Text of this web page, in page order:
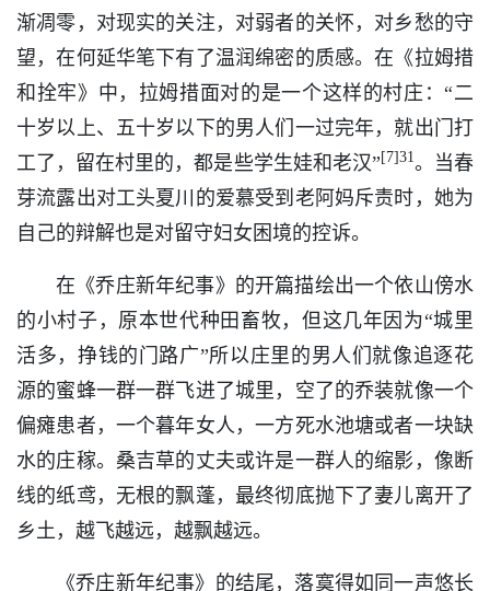
渐凋零，对现实的关注，对弱者的关怀，对乡愁的守
望，在何延华笔下有了温润绵密的质感。在《拉姆措
和拴牢》中，拉姆措面对的是一个这样的村庄：“二
十岁以上、五十岁以下的男人们一过完年，就出门打
工了，留在村里的，都是些学生娃和老汉” [7]31。当春
芽流露出对工头夏川的爱慕受到老阿妈斥责时，她为
自己的辩解也是对留守妇女困境的控诉。
在《乔庄新年纪事》的开篇描绘出一个依山傍水
的小村子，原本世代种田畜牧，但这几年因为“城里
活多，挣钱的门路广”所以庄里的男人们就像追逐花
源的蜜蜂一群一群飞进了城里，空了的乔装就像一个
偏瘫患者，一个暮年女人，一方死水池塘或者一块缺
水的庄稼。桑吉草的丈夫或许是一群人的缩影，像断
线的纸鸢，无根的飘蓬，最终彻底抛下了妻儿离开了
乡土，越飞越远，越飘越远。
《乔庄新年纪事》的结尾，落寞得如同一声悠长